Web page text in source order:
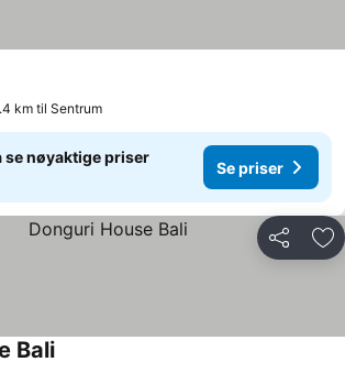
km til Sentrum
se nøyaktige priser
Se priser
Del
BaliSe priser